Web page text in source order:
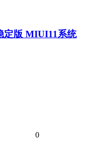
定版 MIUI11系统
0